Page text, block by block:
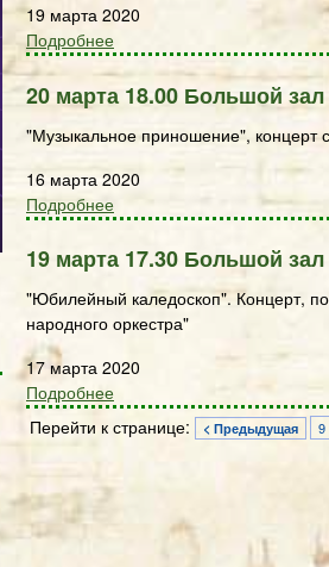
19 марта 2020
Подробнее
20 марта 18.00 Большой зал
"Музыкальное приношение", концерт
16 марта 2020
Подробнее
19 марта 17.30 Большой зал
"Юбилейный каледоскоп". Концерт,
народного оркестра"
17 марта 2020
Подробнее
Перейти к странице:
< Предыдущая 9